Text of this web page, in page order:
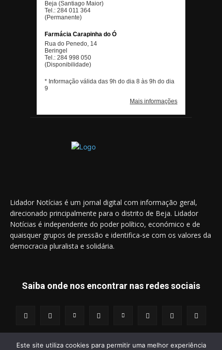
Lidador Notícias é um jornal digital com informação geral,
direcionado principalmente para o distrito de Beja. Lidador
Notícias é independente do poder político, económico e de
quaisquer grupos de pressão e identifica-se com os valores da
democracia pluralista e solidária.
Saiba onde nos encontrar nas redes sociais
Este site utiliza cookies para permitir uma melhor experiência